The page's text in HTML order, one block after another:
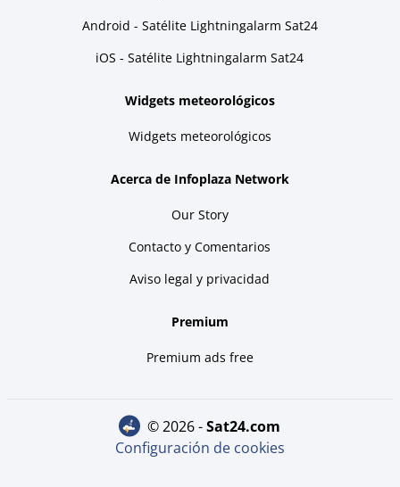
Android - Satélite Lightningalarm Sat24
iOS - Satélite Lightningalarm Sat24
Widgets meteorológicos
Widgets meteorológicos
Acerca de Infoplaza Network
Our Story
Contacto y Comentarios
Aviso legal y privacidad
Premium
Premium ads free
© 2026 - sat24.com
Configuración de cookies